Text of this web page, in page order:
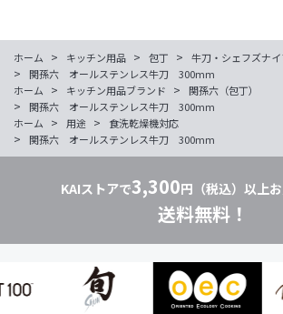
ホーム > キッチン用品 > 包丁 > 牛刀・シェフズナイ
>
関孫六 オールステンレス牛刀 300mm
ホーム
> キッチン用品ブランド > 関孫六（包丁）
>
関孫六 オールステンレス牛刀 300mm
ホーム
> 用途 > 食洗乾燥機対応
> 関孫六 オールステンレス牛刀 300mm
KAIストアで3,300円（税込）以上
送料無料！